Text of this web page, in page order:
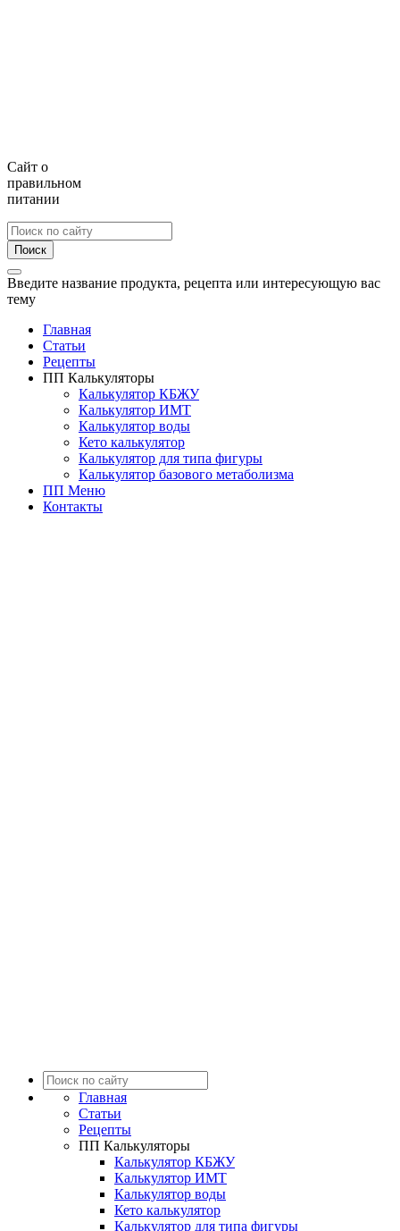
Сайт о
правильном
питании
Поиск
Введите название продукта, рецепта или интересующую вас
тему
Главная
Статьи
Рецепты
ПП Калькуляторы
Калькулятор КБЖУ
Калькулятор ИМТ
Калькулятор воды
Кето калькулятор
Калькулятор для типа фигуры
Калькулятор базового метаболизма
ПП Меню
Контакты
Главная
Статьи
Рецепты
ПП Калькуляторы
Калькулятор КБЖУ
Калькулятор ИМТ
Калькулятор воды
Кето калькулятор
Калькулятор для типа фигуры